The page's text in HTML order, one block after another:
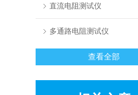
直流电阻测试仪
多通路电阻测试仪
查看全部